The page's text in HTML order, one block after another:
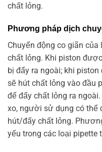
chất lỏng.
Phương pháp dịch
Chuyển động co giãn
chất lỏng. Khi piston
bị đẩy ra ngoài; khi
sẽ hút chất lỏng vào đầu
để đẩy chất lỏng ra
xo, người sử dụng có thể
hút/đẩy chất lỏng.
yếu trong các loại pipette